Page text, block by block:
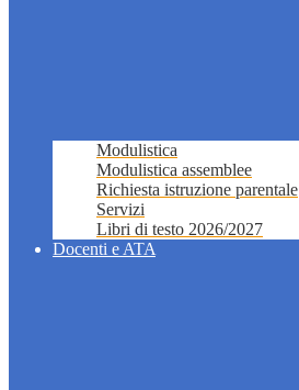
Modulistica
Modulistica assemblee
Richiesta istruzione parentale
Servizi
Libri di testo 2026/2027
Docenti e ATA